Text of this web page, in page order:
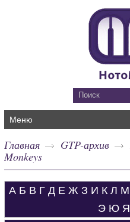
Меню
Главная GTP-архив
Monkeys
А Б В Г Д Е Ж З И К Л М
Э Ю Я